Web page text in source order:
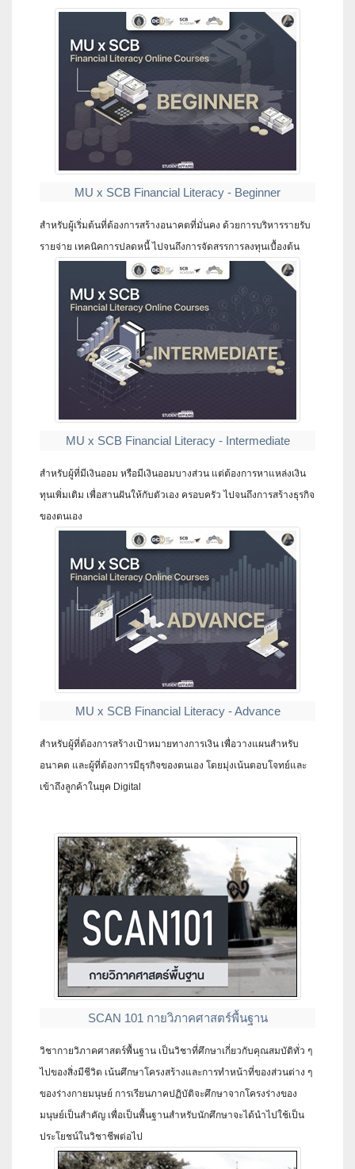
MU x SCB Financial Literacy - Beginner
สำหรับผู้เริ่มต้นที่ต้องการสร้างอนาคตที่มั่นคง ด้วยการบริหารรายรับ
รายจ่าย เทคนิคการปลดหนี้ ไปจนถึงการจัดสรรการลงทุนเบื้องต้น
MU x SCB Financial Literacy - Intermediate
สำหรับผู้ที่มีเงินออม หรือมีเงินออมบางส่วน แต่ต้องการหาแหล่งเงิน
ทุนเพิ่มเติม เพื่อสานฝันให้กับตัวเอง ครอบครัว ไปจนถึงการสร้างธุรกิจ
ของตนเอง
MU x SCB Financial Literacy - Advance
สำหรับผู้ที่ต้องการสร้างเป้าหมายทางการเงิน เพื่อวางแผนสำหรับ
อนาคต และผู้ที่ต้องการมีธุรกิจของตนเอง โดยมุ่งเน้นตอบโจทย์และ
เข้าถึงลูกค้าในยุค Digital
SCAN 101 กายวิภาคศาสตร์พื้นฐาน
วิชากายวิภาคศาสตร์พื้นฐาน เป็นวิชาที่ศึกษาเกี่ยวกับคุณสมบัติทั่ว ๆ
ไปของสิ่งมีชีวิต เน้นศึกษาโครงสร้างและการทําหน้าที่ของส่วนต่าง ๆ
ของร่างกายมนุษย์ การเรียนภาคปฏิบัติจะศึกษาจากโครงร่างของ
มนุษย์เป็นสําคัญ เพื่อเป็นพื้นฐานสําหรับนักศึกษาจะได้นําไปใช้เป็น
ประโยชน์ในวิชาชีพต่อไป